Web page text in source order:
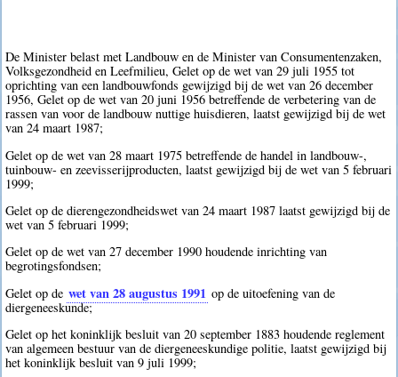
De Minister belast met Landbouw en de Minister van Consumentenzaken,
Volksgezondheid en Leefmilieu, Gelet op de wet van 29 juli 1955 tot
oprichting van een landbouwfonds gewijzigd bij de wet van 26 december
1956, Gelet op de wet van 20 juni 1956 betreffende de verbetering van de
rassen van voor de landbouw nuttige huisdieren, laatst gewijzigd bij de wet
van 24 maart 1987;
Gelet op de wet van 28 maart 1975 betreffende de handel in landbouw-,
tuinbouw- en zeevisserijproducten, laatst gewijzigd bij de wet van 5 februari
1999;
Gelet op de dierengezondheidswet van 24 maart 1987 laatst gewijzigd bij de
wet van 5 februari 1999;
Gelet op de wet van 27 december 1990 houdende inrichting van
begrotingsfondsen;
Gelet op de wet van 28 augustus 1991 op de uitoefening van de
diergeneeskunde;
Gelet op het koninklijk besluit van 20 september 1883 houdende reglement
van algemeen bestuur van de diergeneeskundige politie, laatst gewijzigd bij
het koninklijk besluit van 9 juli 1999;